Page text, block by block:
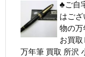
♣ご自
はござ
物の万
お買
万年筆 買取 所沢